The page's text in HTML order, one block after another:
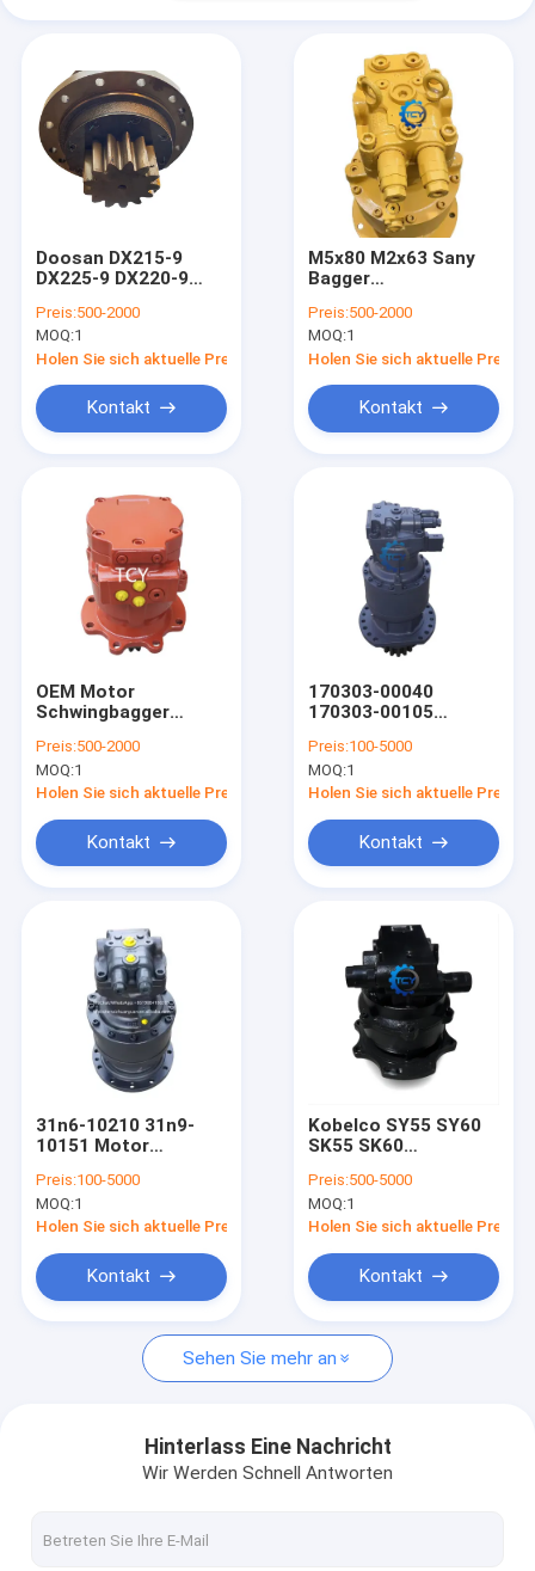
Produkte
Videos
Über uns
Kontakt mit uns
Neuigkeiten
Bitte um ein Angebot
Getriebe zur Verringerung der Reise des Baggers
Achsantriebsteile für Bagger
Doosan DX215-9
DX225-9 DX220-9
Baggermaschine
404-00097C
Preis:500-2000
MOQ:1
Holen Sie sich aktuelle Preis
Kontakt
M5x80 M2x63 Sany
Bagger
Motor Schwing-Gerät
Sy135 Sy115 Sy155
Preis:500-2000
MOQ:1
Holen Sie sich aktuelle Preis
Kontakt
OEM Motor
Schwingbagger
LG906 KS60 Msg27p-
23e B0250-27116
Preis:500-2000
MOQ:1
Holen Sie sich aktuelle Preis
Kontakt
170303-00040
170303-00105
Bagger Schwinggerät
DX480 DX500 DX500-
9C DX520
Preis:100-5000
MOQ:1
Holen Sie sich aktuelle Preis
Kontakt
31n6-10210 31n9-
10151 Motor
Schleifantrieb
Getriebe R215-7
R215-9 R225-7 R225-
Preis:100-5000
MOQ:1
Holen Sie sich aktuelle Preis
Kontakt
Kobelco SY55 SY60
SK55 SK60
Bagger Hydraulischer
Motor PCR-4B-20A-
P-9217B
Preis:500-5000
MOQ:1
Holen Sie sich aktuelle Preis
Kontakt
Sehen Sie mehr an
Hinterlass Eine Nachricht
Wir Werden Schnell Antworten